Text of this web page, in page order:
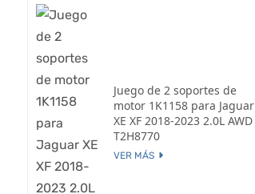
Juego de 2 soportes de
motor 1K1158 para Jaguar
XE XF 2018-2023 2.0L AWD
T2H8770
VER MÁS